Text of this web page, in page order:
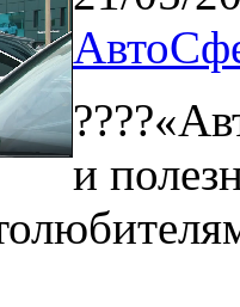
и